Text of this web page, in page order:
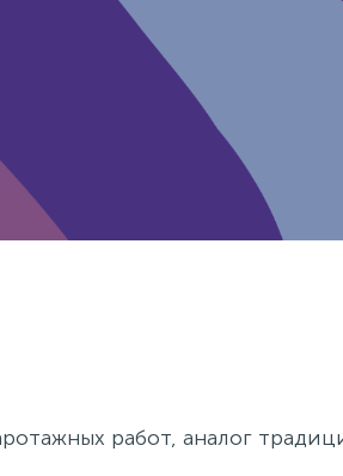
работ, аналог